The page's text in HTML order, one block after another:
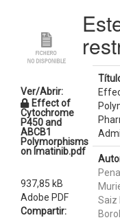
Ver/Abrir:
Effect of
Cytochrome
P450 and
ABCB1
Polymorphisms
on Imatinib.pdf
937,85 kB
Adobe PDF
Compartir:
Saiz